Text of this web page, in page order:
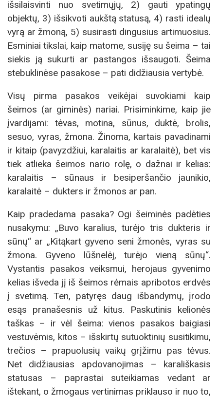
išsilaisvinti nuo svetimųjų, 2) gauti ypatingų
objektų, 3) išsikvoti aukštą statusą, 4) rasti idealų
vyrą ar žmoną, 5) susirasti dingusius artimuosius.
Esminiai tikslai, kaip matome, susiję su šeima – tai
siekis ją sukurti ar pastangos išsaugoti. Šeima
stebuklinėse pasakose – pati didžiausia vertybė.
Visų pirma pasakos veikėjai suvokiami kaip
šeimos (ar giminės) nariai. Prisiminkime, kaip jie
įvardijami: tėvas, motina, sūnus, duktė, brolis,
sesuo, vyras, žmona. Žinoma, kartais pavadinami
ir kitaip (pavyzdžiui, karalaitis ar karalaitė), bet vis
tiek atlieka šeimos nario rolę, o dažnai ir kelias:
karalaitis – sūnaus ir besiperšančio jaunikio,
karalaitė – dukters ir žmonos ar pan.
Kaip pradedama pasaka? Ogi šeiminės padėties
nusakymu: „Buvo karalius, turėjo tris dukteris ir
sūnų“ ar „Kitąkart gyveno seni žmonės, vyras su
žmona. Gyveno lūšnelėj, turėjo vieną sūnų“.
Vystantis pasakos veiksmui, herojaus gyvenimo
kelias išveda jį iš šeimos rėmais apribotos erdvės
į svetimą. Ten, patyręs daug išbandymų, įrodo
esąs pranašesnis už kitus. Paskutinis kelionės
taškas – ir vėl šeima: vienos pasakos baigiasi
vestuvėmis, kitos – išskirtų sutuoktinių susitikimu,
trečios – prapuolusių vaikų grįžimu pas tėvus.
Net didžiausias apdovanojimas – karališkasis
statusas – paprastai suteikiamas vedant ar
ištekant, o žmogaus vertinimas priklauso ir nuo to,